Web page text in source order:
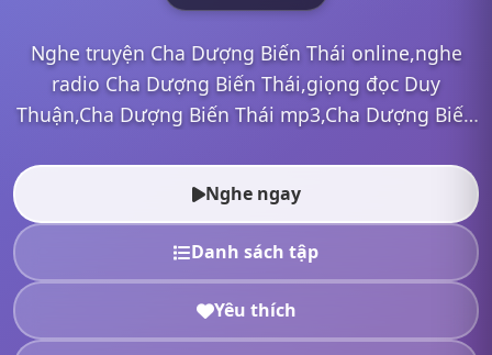
Nghe truyện Cha Dượng Biến Thái online,nghe
radio Cha Dượng Biến Thái,giọng đọc Duy
Thuận,Cha Dượng Biến Thái mp3,Cha Dượng Biến
Nghe ngay
Danh sách tập
Yêu thích